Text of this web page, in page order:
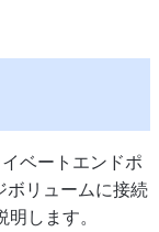
ベートエンドポ
リュームに接続
します。